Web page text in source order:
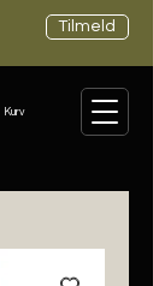
Tilmeld
Kurv